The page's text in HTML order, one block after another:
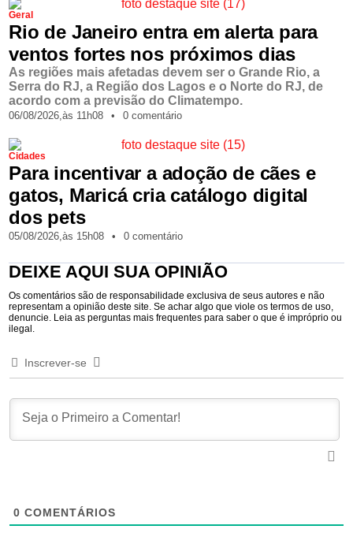
Geral
Rio de Janeiro entra em alerta para
ventos fortes nos próximos dias
As regiões mais afetadas devem ser o Grande Rio, a
Serra do RJ, a Região dos Lagos e o Norte do RJ, de
acordo com a previsão do Climatempo.
06/08/2026,às 11h08 • 0 comentário
Cidades
Para incentivar a adoção de cães e
gatos, Maricá cria catálogo digital
dos pets
05/08/2026,às 15h08 • 0 comentário
DEIXE AQUI SUA OPINIÃO
Os comentários são de responsabilidade exclusiva de seus autores e não
representam a opinião deste site. Se achar algo que viole os termos de uso,
denuncie. Leia as perguntas mais frequentes para saber o que é impróprio ou
ilegal.
Inscrever-se
0 COMENTÁRIOS